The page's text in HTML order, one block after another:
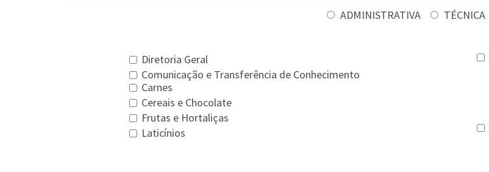
ADMINISTRATIVA TÉCNICA
Diretoria Geral
Comunicação e Transferência de Conhecimento
Carnes
Cereais e Chocolate
Frutas e Hortaliças
Laticínios